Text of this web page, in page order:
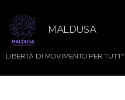
MALDUSA
LIBERTÀ DI MOVIMENTO PER TUTT*